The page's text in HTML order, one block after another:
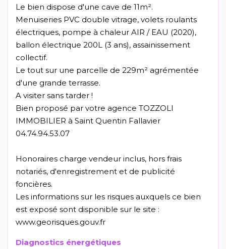
Le bien dispose d'une cave de 11m².
Menuiseries PVC double vitrage, volets roulants
électriques, pompe à chaleur AIR / EAU (2020),
ballon électrique 200L (3 ans), assainissement
collectif.
Le tout sur une parcelle de 229m² agrémentée
d'une grande terrasse.
A visiter sans tarder !
Bien proposé par votre agence TOZZOLI
IMMOBILIER à Saint Quentin Fallavier
04.74.94.53.07
Honoraires charge vendeur inclus, hors frais
notariés, d'enregistrement et de publicité
foncières.
Les informations sur les risques auxquels ce bien
est exposé sont disponible sur le site :
www.georisques.gouv.fr
Diagnostics énergétiques